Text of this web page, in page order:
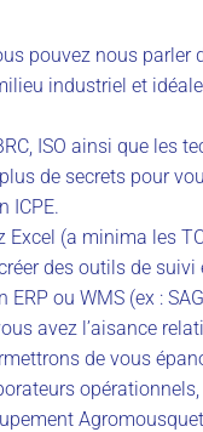
pouvez nous parler
industriel et
ISO ainsi que les
de secrets pour
ICPE.
(a minima les
des outils de
ERP ou WMS (ex :
avez l’aisance
de vous